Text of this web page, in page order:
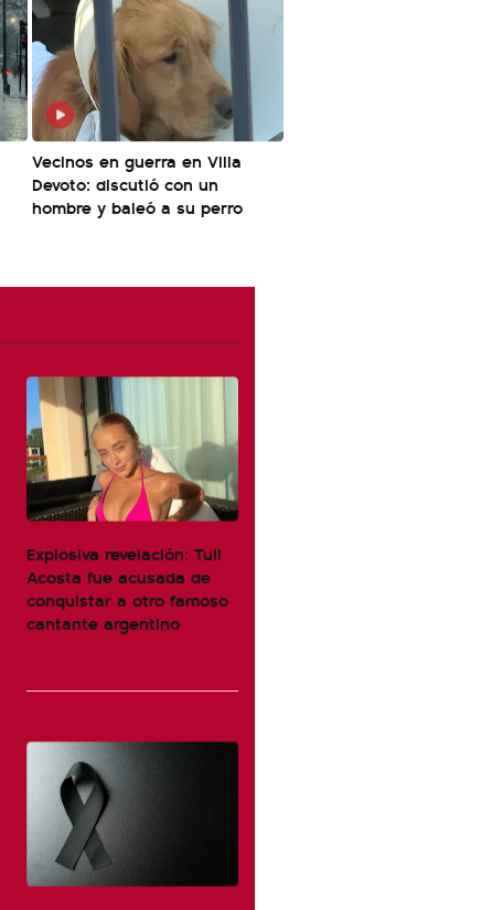
Vecinos en guerra en Villa
Devoto: discutió con un
hombre y baleó a su perro
Explosiva revelación: Tuli
Acosta fue acusada de
conquistar a otro famoso
cantante argentino